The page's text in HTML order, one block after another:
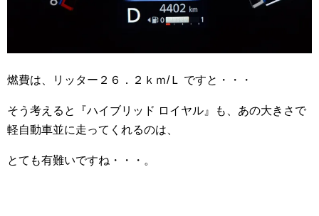
燃費は、リッター２６．２ｋｍ/Ｌ ですと・・・
そう考えると『ハイブリッド ロイヤル』も、あの大きさで
軽自動車並に走ってくれるのは、
とても有難いですね・・・。